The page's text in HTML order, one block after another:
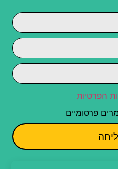
הפרטיות
פרסומיים